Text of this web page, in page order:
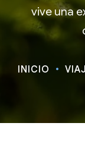
vive una
INICIO